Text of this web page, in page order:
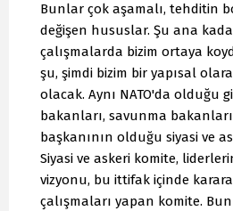
Bunlar çok aşamalı, tehditin
değişen hususlar. Şu ana
çalışmalarda bizim ortaya
şu, şimdi bizim bir yapısal
olacak. Aynı NATO'da olduğu
bakanları, savunma
başkanının olduğu siyasi ve
Siyasi ve askeri komite,
vizyonu, bu ittifak içinde
çalışmaları yapan komite.